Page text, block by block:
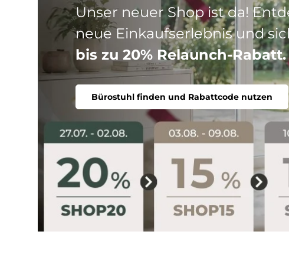
Drei Produktlinien, ein Ziel:
Stuhl. Ergonomisch,
Bürostuhl finden